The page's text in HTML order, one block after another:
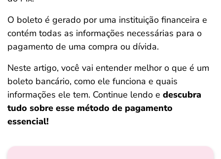
O boleto é gerado por uma instituição financeira e
contém todas as informações necessárias para o
pagamento de uma compra ou dívida.
Neste artigo, você vai entender melhor o que é um
boleto bancário, como ele funciona e quais
informações ele tem. Continue lendo e descubra
tudo sobre esse método de pagamento
essencial!